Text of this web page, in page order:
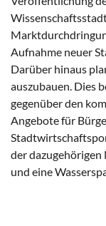
Aufnahme neuer
Darüber hinaus
auszubauen. Dies
gegenüber den
Angebote für
der
und eine